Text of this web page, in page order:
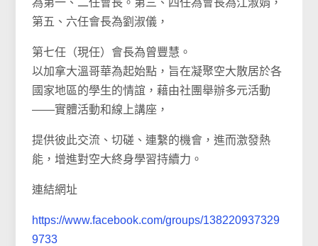
為第一、二任會長。第三、四任為會長為江淑娟，
第五、六任會長為劉淑儀，
第七任（現任）會長為曾豐慧。
以加拿大溫哥華為起始點，旨在凝聚空大散居於各
國家地區的學生的情誼，藉由社團舉辦多元活動
——實體活動和線上講座，
提供彼此交流、切磋、連繫的機會，進而激發熱
能，增進對空大終身學習持續力。
連結網址
https://www.facebook.com/groups/138220937329
9733